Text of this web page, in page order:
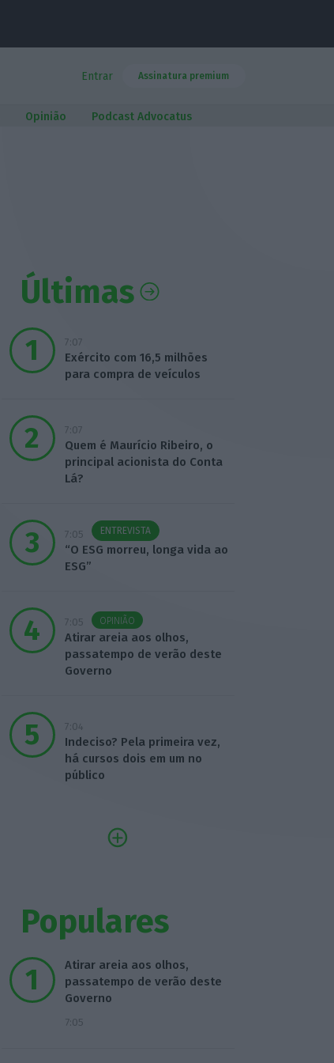
Entrar Assinatura premium
Opinião Podcast Advocatus
Últimas
7:07
Exército com 16,5 milhões
para compra de veículos
7:07
Quem é Maurício Ribeiro, o
principal acionista do Conta
Lá?
7:05 ENTREVISTA
“O ESG morreu, longa vida ao
ESG”
7:05 OPINIÃO
Atirar areia aos olhos,
passatempo de verão deste
Governo
7:04
Indeciso? Pela primeira vez,
há cursos dois em um no
público
Populares
Atirar areia aos olhos,
passatempo de verão deste
Governo
7:05